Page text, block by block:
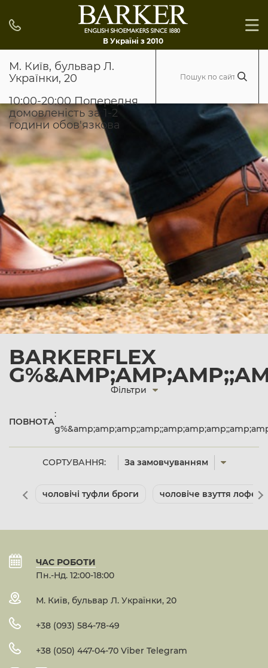
В Україні з 2010
М. Київ, бульвар Л.
Українки, 20
10:00-20:00 Попередня
домовленість за 1-2
години обов'язкова
BARKERFLEX
СОРТУВАННЯ: За замовчуванням
Фільтри
ПОВНОТА
:
чоловічі туфли броги чоловіче взуття
ЧАС РОБОТИ
Пн.-Нд. 12:00-18:00
М. Київ, бульвар Л. Українки, 20
+38 (093) 584-78-49
+38 (050) 447-04-70 Viber Telegram